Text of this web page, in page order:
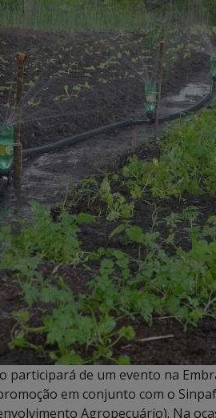
participará de um evento na
em conjunto com o
Agropecuário). Na